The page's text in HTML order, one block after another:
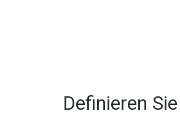
Definieren